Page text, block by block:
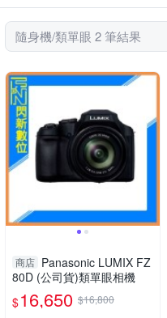
隨身機/類單眼 2 筆結果
商店 Panasonic LUMIX FZ
80D (公司貨)類單眼相機
$16,650 $16,800